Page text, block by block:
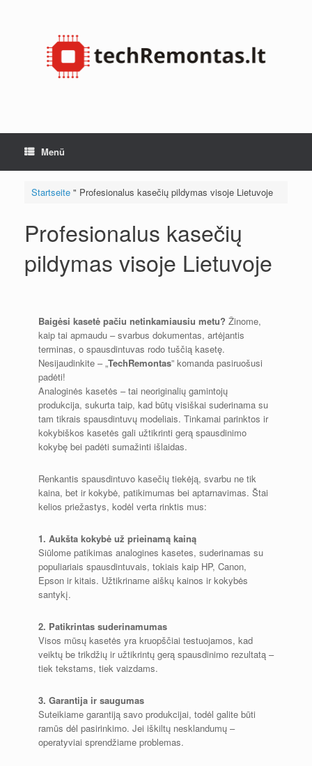
Menü
Startseite" Profesionalus kasečių pildymas visoje Lietuvoje
Profesionalus kasečių
pildymas visoje Lietuvoje
Baigėsi kasetė pačiu netinkamiausiu metu? Žinome,
kaip tai apmaudu – svarbus dokumentas, artėjantis
terminas, o spausdintuvas rodo tuščią kasetę.
Nesijaudinkite – „TechRemontas” komanda pasiruošusi
padėti!
Analoginės kasetės – tai neoriginalių gamintojų
produkcija, sukurta taip, kad būtų visiškai suderinama su
tam tikrais spausdintuvų modeliais. Tinkamai parinktos ir
kokybiškos kasetės gali užtikrinti gerą spausdinimo
kokybę bei padėti sumažinti išlaidas.
Renkantis spausdintuvo kasečių tiekėją, svarbu ne tik
kaina, bet ir kokybė, patikimumas bei aptarnavimas. Štai
kelios priežastys, kodėl verta rinktis mus:
1. Aukšta kokybė už prieinamą kainą
Siūlome patikimas analogines kasetes, suderinamas su
populiariais spausdintuvais, tokiais kaip HP, Canon,
Epson ir kitais. Užtikriname aiškų kainos ir kokybės
santykį.
2. Patikrintas suderinamumas
Visos mūsų kasetės yra kruopščiai testuojamos, kad
veiktų be trikdžių ir užtikrintų gerą spausdinimo rezultatą –
tiek tekstams, tiek vaizdams.
3. Garantija ir saugumas
Suteikiame garantiją savo produkcijai, todėl galite būti
ramūs dėl pasirinkimo. Jei iškiltų nesklandumų –
operatyviai sprendžiame problemas.